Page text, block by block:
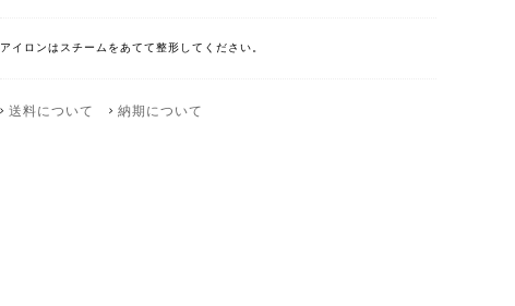
アイロンはスチームをあてて整形してください。
送料について 納期について